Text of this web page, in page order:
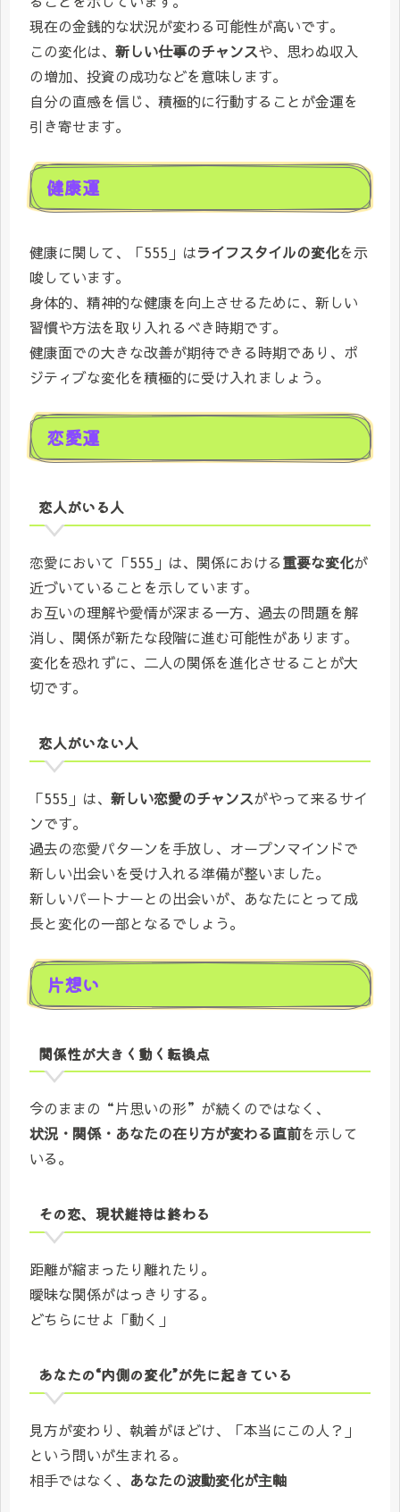
現在の金銭的な状況が変わる可能性が高いです。
この変化は、 新しい仕事のチャンスや、思わぬ収入
の増加、投資の成功などを意味します。
自分の直感を信じ、積極的に行動することが金運を
引き寄せます。
健康運
健康に関して、「555」はライフスタイルの変化を示
唆しています。
身体的、精神的な健康を向上させるために、新しい
習慣や方法を取り入れるべき時期です。
健康面での大きな改善が期待できる時期であり、ポ
ジティブな変化を積極的に受け入れましょう。
恋愛運
恋人がいる人
恋愛において「555」は、関係における重要な変化が
近づいていることを示しています。
お互いの理解や愛情が深まる一方、過去の問題を解
消し、関係が新たな段階に進む可能性があります。
変化を恐れずに、二人の関係を進化させることが大
切です。
恋人がいない人
「555」は、 新しい恋愛のチャンスがやって来るサイ
ンです。
過去の恋愛パターンを手放し、オープンマインドで
新しい出会いを受け入れる準備が整いました。
新しいパートナーとの出会いが、あなたにとって成
長と変化の一部となるでしょう。
片想い
関係性が大きく動く転換点
今のままの“片思いの形”が続くのではなく、
状況・関係・あなたの在り方が変わる直前を示して
いる。
その恋、現状維持は終わる
距離が縮まったり離れたり。
曖昧な関係がはっきりする。
どちらにせよ「動く」
あなたの“内側の変化”が先に起きている
見方が変わり、執着がほどけ、「本当にこの人？」
という問いが生まれる。
相手ではなく、 あなたの波動変化が主軸